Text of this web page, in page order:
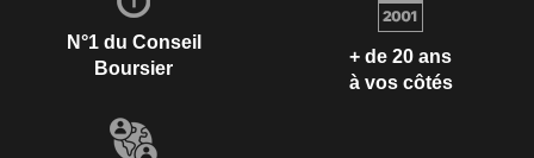
N°1 du Conseil
Boursier
+ de 20 ans
à vos côtés